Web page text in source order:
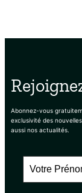
Abonnez-vous
exclusivité des
aussi nos actualités.